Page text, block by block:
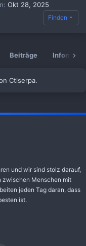
Okt 28, 2025
Finden
Beiträge
Ctiserpa.
und wir sind stolz darauf,
zwischen Menschen mit
jeden Tag daran, dass
ist.